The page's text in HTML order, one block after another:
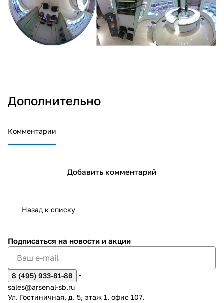
Дополнительно
Комментарии
Добавить комментарий
Назад к списку
Подписаться на новости и акции
8 (495) 933-81-88
sales@arsenal-sb.ru
Ул. Гостиничная, д. 5, этаж 1, офис 107.